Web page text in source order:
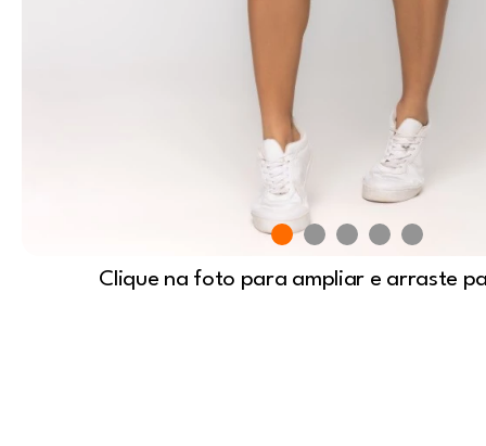
Clique na foto para ampliar e arraste